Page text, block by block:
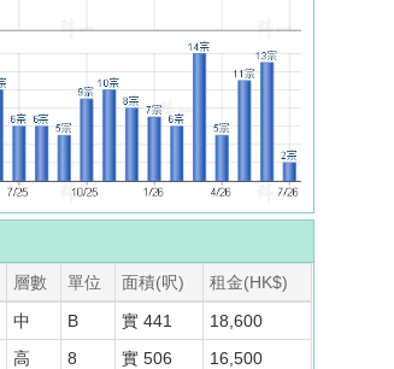
層數 單位 面積(呎)
租金(HK$)
中 B 實 441
18,600
高 8 實 506
16,500